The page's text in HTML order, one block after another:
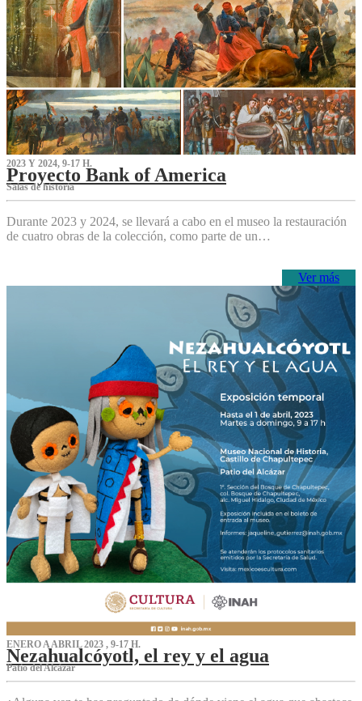
2023 Y 2024, 9-17 H.
Proyecto Bank of America
S‌alas de historia
Durante 2023 y 2024, se llevará a cabo en el museo la restauración
de cuatro obras de la colección, como parte de un…
Ver más
ENERO A ABRIL 2023 , 9-17 H.
Nezahualcóyotl, el rey y el agua
Patio del Alcázar